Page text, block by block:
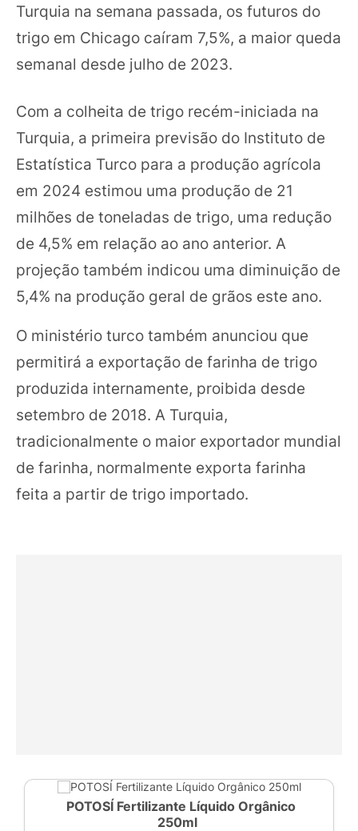
Turquia na semana passada, os futuros do
trigo em Chicago caíram 7,5%, a maior queda
semanal desde julho de 2023.
Com a colheita de trigo recém-iniciada na
Turquia, a primeira previsão do Instituto de
Estatística Turco para a produção agrícola
em 2024 estimou uma produção de 21
milhões de toneladas de trigo, uma redução
de 4,5% em relação ao ano anterior. A
projeção também indicou uma diminuição de
5,4% na produção geral de grãos este ano.
O ministério turco também anunciou que
permitirá a exportação de farinha de trigo
produzida internamente, proibida desde
setembro de 2018. A Turquia,
tradicionalmente o maior exportador mundial
de farinha, normalmente exporta farinha
feita a partir de trigo importado.
POTOSÍ Fertilizante Líquido Orgânico
250ml